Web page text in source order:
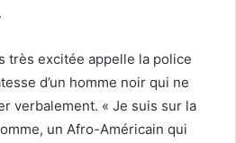
très excitée appelle la police
d’un homme noir qui ne
verbalement. « Je suis sur la
un Afro-Américain qui